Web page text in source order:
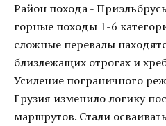
Район похода -
горные походы 1-6
сложные перевалы
близлежащих отрогах и
Усиление пограничного
Грузия изменило логику
маршрутов. Стали